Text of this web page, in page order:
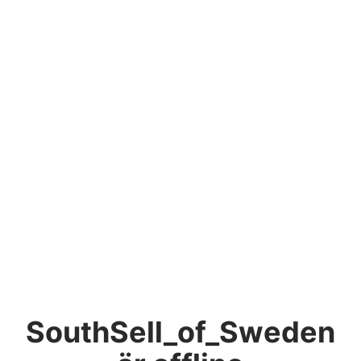
SouthSell_of_Sweden